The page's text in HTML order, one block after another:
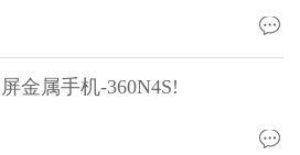
金属手机-360N4S!